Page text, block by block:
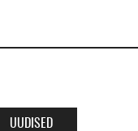
UUDISED